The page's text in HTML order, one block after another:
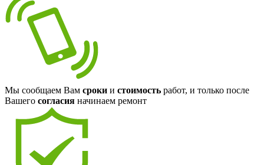
Мы сообщаем Вам сроки и стоимость работ, и только после
Вашего согласия начинаем ремонт